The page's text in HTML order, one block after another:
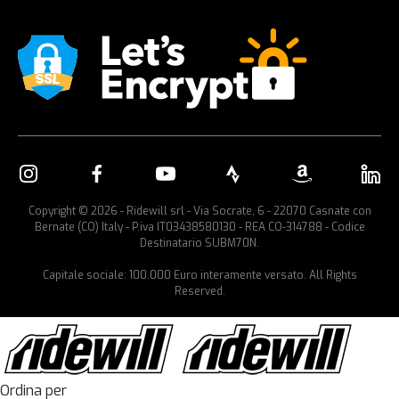
Copyright © 2026 - Ridewill srl - Via Socrate, 6 - 22070 Casnate con
Bernate (CO) Italy - P.iva IT03438580130 - REA CO-314788 - Codice
Destinatario SUBM70N.
Capitale sociale: 100.000 Euro interamente versato. All Rights
Reserved.
Ordina per